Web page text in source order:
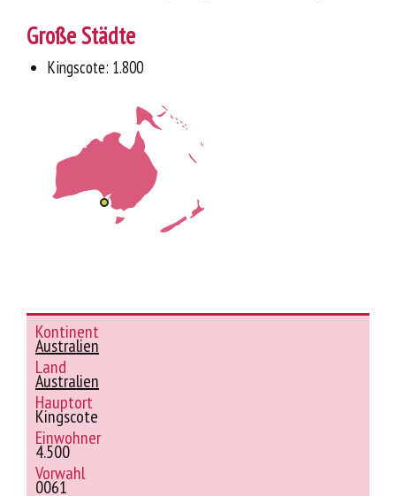
Große Städte
Kingscote: 1.800
Kontinent
Australien
Land
Australien
Hauptort
Kingscote
Einwohner
4.500
Vorwahl
0061